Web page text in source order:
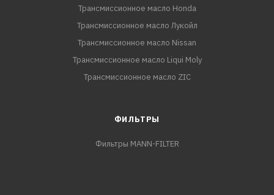
Трансмиссионное масло Honda
Трансмиссионное масло Лукойл
Трансмиссионное масло Nissan
Трансмиссионное масло Liqui Moly
Трансмиссионное масло ZIC
ФИЛЬТРЫ
Фильтры MANN-FILTER